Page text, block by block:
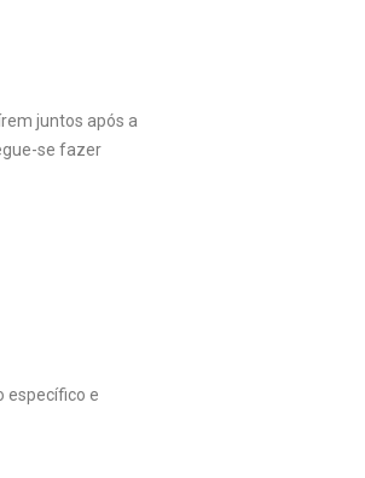
juntos após a
se fazer
específico e